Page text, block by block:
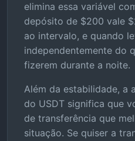
elimina essa variável
depósito de $200 vale
ao intervalo, e quando
independentemente do
fizerem durante a noite.
Além da estabilidade, a
do USDT significa que
de transferência que
situação. Se quiser a